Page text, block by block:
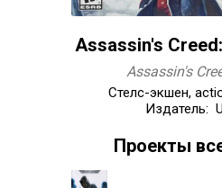
Assassin's
Assassin's
Стелс-экшен,
Издатель:
Проекты